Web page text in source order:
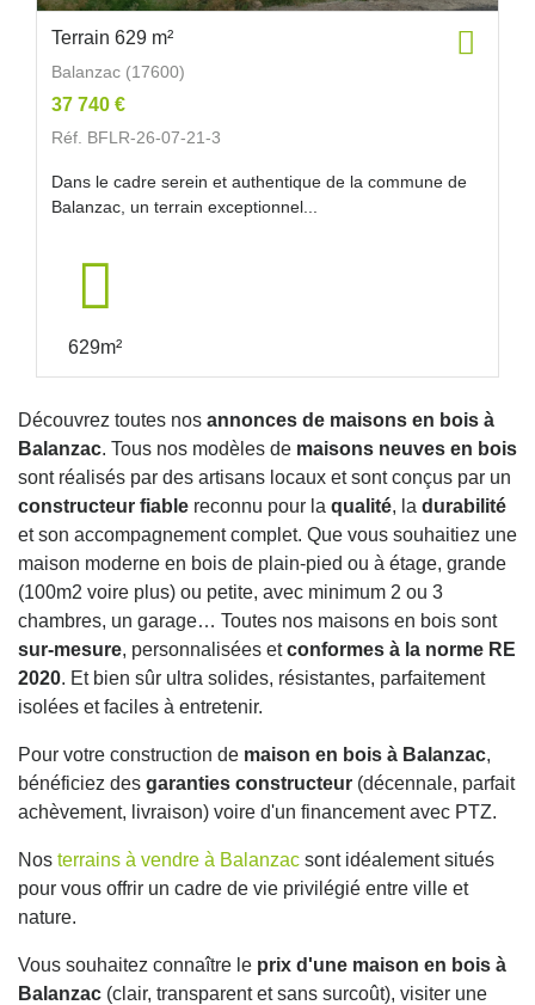
Terrain 629 m²
Balanzac (17600)
37 740 €
Réf. BFLR-26-07-21-3
Dans le cadre serein et authentique de la commune de
Balanzac, un terrain exceptionnel...
629m²
Découvrez toutes nos annonces de maisons en bois à
Balanzac. Tous nos modèles de maisons neuves en bois
sont réalisés par des artisans locaux et sont conçus par un
constructeur fiable reconnu pour la qualité, la durabilité
et son accompagnement complet. Que vous souhaitiez une
maison moderne en bois de plain-pied ou à étage, grande
(100m2 voire plus) ou petite, avec minimum 2 ou 3
chambres, un garage… Toutes nos maisons en bois sont
sur-mesure, personnalisées etconformes à la norme RE
2020. Et bien sûr ultra solides, résistantes, parfaitement
isolées et faciles à entretenir.
Pour votre construction de maison en bois à Balanzac,
bénéficiez des garanties constructeur (décennale, parfait
achèvement, livraison) voire d'un financement avec PTZ.
Nos terrains à vendre à Balanzac sont idéalement situés
pour vous offrir un cadre de vie privilégié entre ville et
nature.
Vous souhaitez connaître le prix d'une maison en bois à
Balanzac (clair, transparent et sans surcoût), visiter une